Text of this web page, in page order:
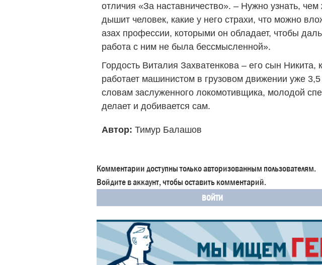
отличия «За наставничество». – Нужно узнать, чем
дышит человек, какие у него страхи, что можно
азах профессии, которыми он обладает, чтобы
работа с ним не была бессмысленной».
Гордость Виталия Захватенкова – его сын Никита,
работает машинистом в грузовом движении уже
словам заслуженного локомотивщика, молодой
делает и добивается сам.
Автор: Тимур Балашов
Комментарии доступны только авторизованным пользователям.
Войдите в аккаунт, чтобы оставить комментарий.
ВОЙТИ